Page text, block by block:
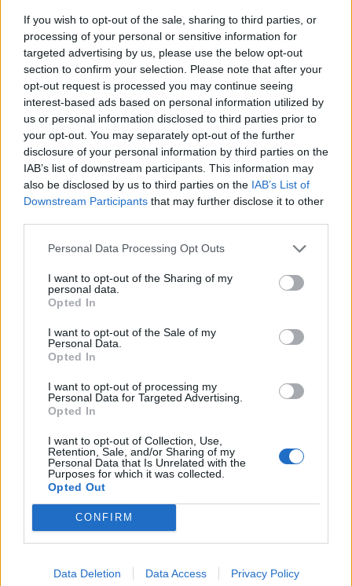
If you wish to opt-out of the sale, sharing to third parties, or
processing of your personal or sensitive information for
targeted advertising by us, please use the below opt-out
section to confirm your selection. Please note that after your
opt-out request is processed you may continue seeing
interest-based ads based on personal information utilized by
us or personal information disclosed to third parties prior to
your opt-out. You may separately opt-out of the further
disclosure of your personal information by third parties on the
IAB’s list of downstream participants. This information may
also be disclosed by us to third parties on the IAB’s List of
Downstream Participants that may further disclose it to other
Personal Data Processing Opt Outs
I want to opt-out of the Sharing of my
personal data.
Opted In
I want to opt-out of the Sale of my
Personal Data.
Opted In
I want to opt-out of processing my
Personal Data for Targeted Advertising.
Opted In
I want to opt-out of Collection, Use,
Retention, Sale, and/or Sharing of my
Personal Data that Is Unrelated with the
Purposes for which it was collected.
Opted Out
CONFIRM
Data Deletion Data Access Privacy Policy
Η Vendora επεκτείνεται σε 27 χώρες της
Ευρωπαϊκή 'Ενωσης
05/08/2026 - 10:52 ΕΠΙΧΕΙΡΗΣΕΙΣ
SpaceX: Άλμα 92% στα έσοδα του α' τριμήνου στα
7,8 δισ. δολάρια
05/08/2026 - 08:44 ΤΕΧΝΟΛΟΓΙΑ
Evergood: Άγγιξε τα 300 εκατ. ο τζίρος- Στα 10
εκατ. ευρώ το τίμημα για το 60% του Jackaroo
05/08/2026 - 12:50 ΕΠΙΧΕΙΡΗΣΕΙΣ
Επιδαύρου άνοιξε τις πύλες του σε όλους
05/08/2026 - 12:41
Παπουτσάνης: Καθαρά κέρδη 3,4 εκατ. ευρώ στο
05/08/2026 - 08:01 ΕΠΙΧΕΙΡΗΣΕΙΣ
DIRECTION BUSINESS NETWORK
allstarbasket.gr
Στο Κάνσας Στέιτ η Τζωάνα
Ταμπάκου (pic)